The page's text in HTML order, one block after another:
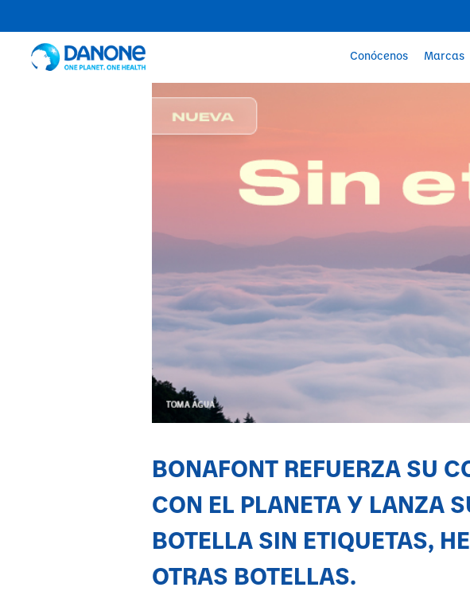
Conócenos Marcas
BONAFONT REFUERZA SU
CON EL PLANETA Y LANZA
BOTELLA SIN ETIQUETAS,
OTRAS BOTELLAS.